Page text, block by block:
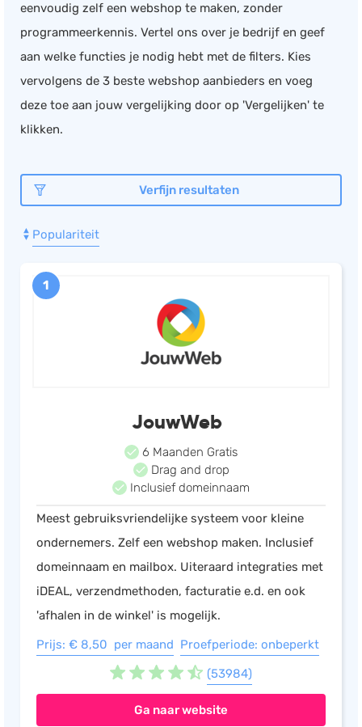
Voorraadbeheer
ERP
Salarisadministratie
Website
Support
VoIP
Chat
eenvoudig zelf een webshop te maken, zonder
programmeerkennis. Vertel ons over je bedrijf en geef
aan welke functies je nodig hebt met de filters. Kies
vervolgens de 3 beste webshop aanbieders en voeg
deze toe aan jouw vergelijking door op 'Vergelijken' te
klikken.
Verfijn resultaten
Populariteit
1
JouwWeb
6 Maanden Gratis
Drag and drop
Inclusief domeinnaam
Meest gebruiksvriendelijke systeem voor kleine
ondernemers. Zelf een webshop maken. Inclusief
domeinnaam en mailbox. Uiteraard integraties met
iDEAL, verzendmethoden, facturatie e.d. en ook
'afhalen in de winkel' is mogelijk.
Prijs: € 8,50 per maand Proefperiode: onbeperkt
(53984)
Ga naar website